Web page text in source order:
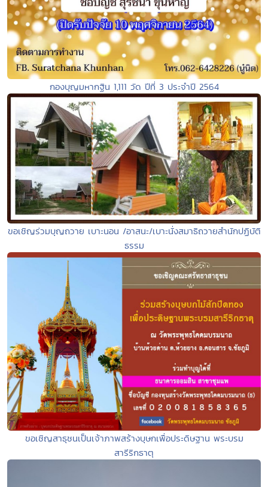
กองบุญมหากฐิน 1,111 วัด ปีที่ 3 ประจำปี 2564
ขอเชิญร่วมบุญถวาย เบาะนอน /อาสนะ/เบาะนั่งสมาธิถวายสำนักปฏิบัติ
ธรรม
ขอเชิญสาธุชนเป็นเจ้าภาพสร้างบุษกเพื่อประดิษฐาน พระบรม
สารีริกธาตุ